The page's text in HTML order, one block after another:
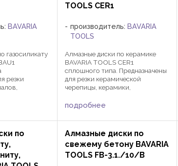
BAVARIA
газосиликату
резки
и
по желанию
...
TOOLS CER1
производитель:BAVARIA
TOOLS
Алмазные диски по керамике
BAVARIA TOOLS CER1
сплошного типа. Предназначены
для резки керамической
черепицы, керамики,
углошлифовальная машина,
Посадочное отверстие по
желанию заказчика. Диаметр ...
подробнее
по
Алмазные диски по
свежему бетону BAVARIA
TOOLS FB-3.1./10/B